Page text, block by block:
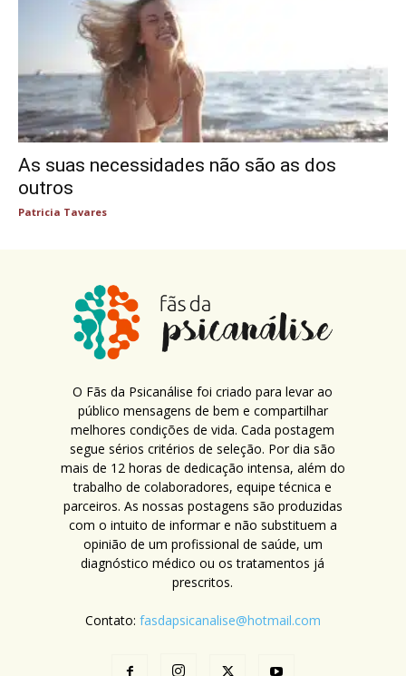
As suas necessidades não são as dos
outros
Patricia Tavares
O Fãs da Psicanálise foi criado para levar ao
público mensagens de bem e compartilhar
melhores condições de vida. Cada postagem
segue sérios critérios de seleção. Por dia são
mais de 12 horas de dedicação intensa, além do
trabalho de colaboradores, equipe técnica e
parceiros. As nossas postagens são produzidas
com o intuito de informar e não substituem a
opinião de um profissional de saúde, um
diagnóstico médico ou os tratamentos já
prescritos.
Contato: fasdapsicanalise@hotmail.com